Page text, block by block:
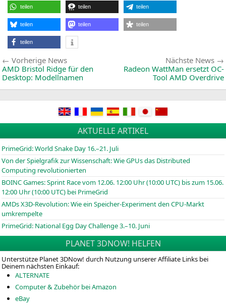
teilen teilen teilen
teilen teilen teilen
teilen
Beitragsnavigation
Vorherige NewsVorherige
News:
AMD Bristol Ridge für den
Desktop: Modellnamen
Nächste News
Radeon WattMan ersetzt OC-
Tool AMD Overdrive
AKTUELLE ARTIKEL
PrimeGrid: World Snake Day 16.–21. Juli
Von der Spielgrafik zur Wissenschaft: Wie GPUs das Distributed
Computing revolutionierten
BOINCGames: Sprint Race vom 12.06. 12:00 Uhr (10:00 UTC) bis zum 15.06.
12:00 Uhr (10:00 UTC) bei PrimeGrid
AMDs X3D-Revolution: Wie ein Speicher-Experiment den CPU-Markt
umkrempelte
PrimeGrid: National Egg Day Challenge 3.–10. Juni
PLANET 3DNOW! HELFEN
Unterstütze Planet 3DNow! durch Nutzung unserer Affiliate Links bei
Deinem nächsten Einkauf:
ALTERNATE
Computer & Zubehör bei Amazon
eBay